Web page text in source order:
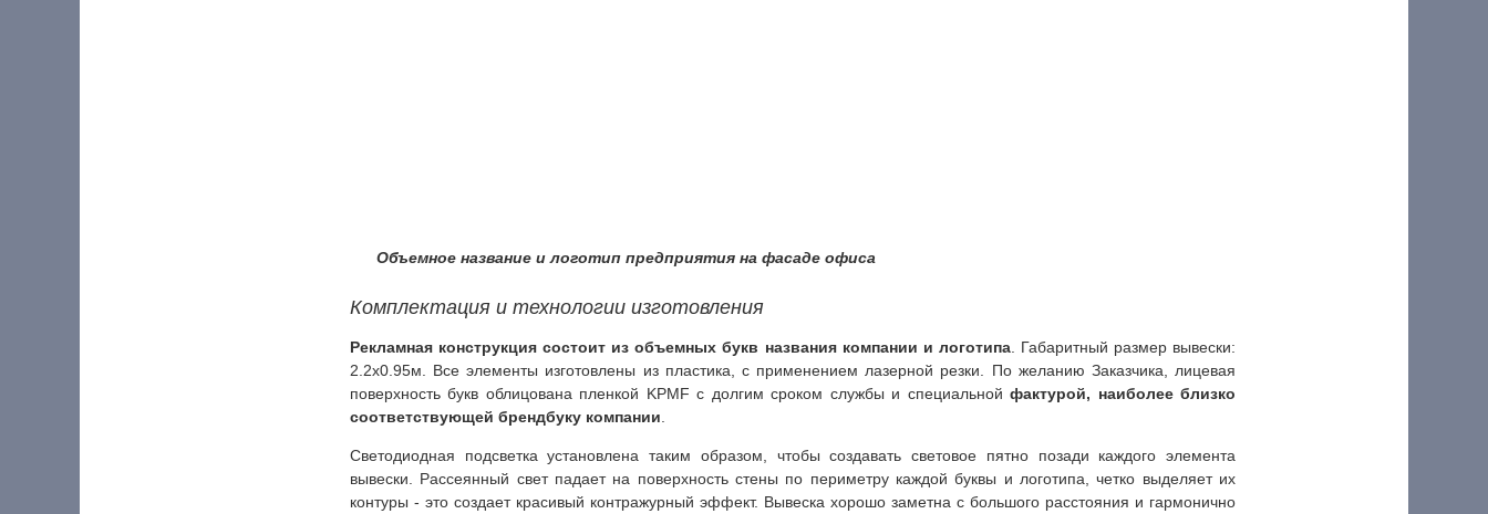
Объемное название и логотип предприятия на фасаде офиса
Комплектация и технологии изготовления
Рекламная конструкция состоит из объемных букв названия компании и логотипа. Габаритный размер вывески:
2.2x0.95м. Все элементы изготовлены из пластика, с применением лазерной резки. По желанию Заказчика, лицевая
поверхность букв облицована пленкой KPMF с долгим сроком службы и специальнойфактурой, наиболее близко
соответствующей брендбуку компании
Светодиодная подсветка установлена таким образом, чтобы создавать световое пятно позади каждого элемента
вывески. Рассеянный свет падает на поверхность стены по периметру каждой буквы и логотипа, четко выделяет их
контуры - это создает красивый контражурный эффект. Вывеска хорошо заметна с большого расстояния и гармонично